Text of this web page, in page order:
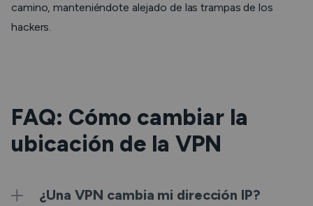
camino, manteniéndote alejado de las trampas de los
hackers.
FAQ: Cómo cambiar la
ubicación de la VPN
¿Una VPN cambia mi dirección IP?